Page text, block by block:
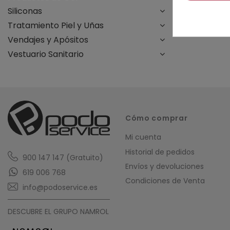
Siliconas
Tratamiento Piel y Uñas
Vendajes y Apósitos
Vestuario Sanitario
900 147 147 (Gratuito)
619 006 768
info@podoservice.es
DESCUBRE EL GRUPO NAMROL
Cómo comprar
Mi cuenta
Historial de pedidos
Envíos y devoluciones
Condiciones de Venta